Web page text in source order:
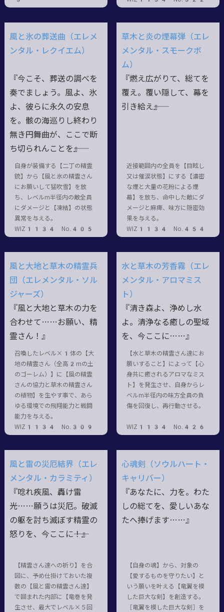
風と氷の葬送曲（エレメ
ンタル・レクイエム）
『今こそ、葬送の調べを
奏でましょう。風よ、氷
よ、彼らに永久の安息
を。骸の海巡りし終わり
無き円舞曲が、ここで断
ち切られんことを――』
自身が装備する【二丁の精霊
銃】から【風と氷の精霊さん
にお願いして猛吹雪】を放
ち、レベルm半径内の敵全員
にダメージと【凍結】の状態
異常を与える。
WIZ1134 No.405
草木と炎の煙幕弾（エレ
メンタル・スモークボ
ム）
『燃え広がりて、総てを
覆え。覆い隠して、幕を
引き給え――』
近接範囲内の全員を【目眩し
又は催涙状態】にする【濃密
な煙と大量の花粉による煙
幕】を放ち、命中した敵にダ
メージと麻痺、味方に隠密効
果を与える。
WIZ1134 No.454
風と大地と草木の精霊兵
団（エレメンタル・ソル
ジャーズ）
『風と大地と草木の力を
合わせて……お願い、精
霊さん！』
召喚したレベル×1体の【大
地の精霊さん（全高2mの土
のゴーレム）】に【風の精霊
さんの協力と草木の精霊さん
の植物】を生やす事で、あら
ゆる環境での飛翔能力と戦闘
能力を与える。
WIZ1134 No.309
水と草木の芳香霧（エレ
メンタル・アロマミス
ト）
『清き森よ、浄めし水
よ。清浄なる癒しの聖域
を、今ここに……』
【水と草木の精霊さん達にお
願いすること】によって【心
身共に癒されるアロマなミス
ト】を発生させ、自身からレ
ベルm半径内の味方全員の負
傷を回復し、再行動させる。
WIZ1134 No.426
風と雷の災厄結界（エレ
メンタル・カラミティ）
『唸れ疾風、轟け雷
光……願うは災厄。破滅
の躯を討ち滅ぼす精霊の
怒りを、今ここに――！』
【精霊さん達への祈り】を合
図に、予め仕掛けておいた複
数の【風と雷の精霊さん達】
で囲まれた内部に【竜巻を発
生させ、最大でレベル×５回
心魂剣（ソウルハート・
キャリバー）
『あなたに、力を。わた
しの総てを、愛しいあな
たへ捧げます……』
【自身の魂】から、対象の
【愛するものを守りたい】と
いう願いを叶える【竜翼を模
した巨大な剣】を創造する。
［竜翼を模した巨大な剣］を